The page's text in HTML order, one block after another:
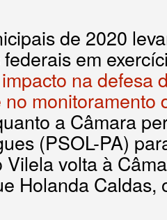
de 2020
em
impacto na defesa
monitoramento
a Câmara
(PSOL-PA)
volta à
Holanda Caldas,